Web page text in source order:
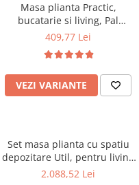
Masa plianta Practic,
bucatarie si living, Pal
Melaminat, insertii lemn
rotunjite, 120x74x75 cm,
stejar sonoma
409,77 Lei
VEZI VARIANTE
Set masa plianta cu spatiu
depozitare Util, pentru living
si bucatarie, PAL, structura
2.088,52 Lei